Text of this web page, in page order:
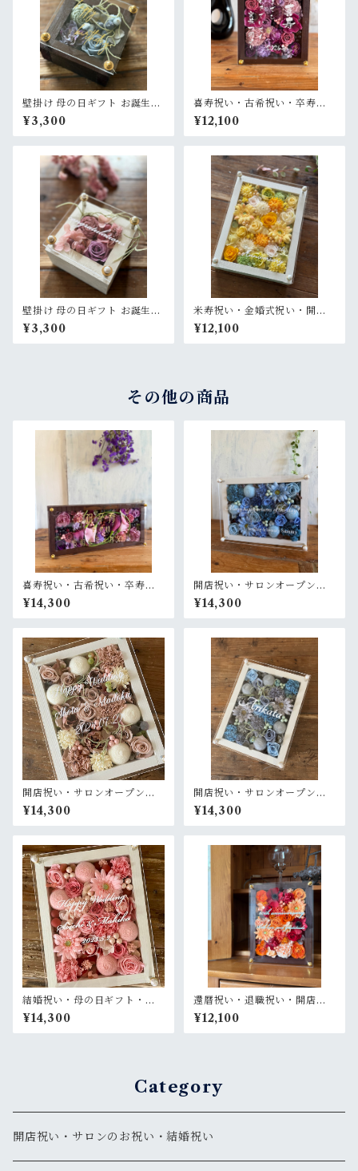
壁掛け 母の日ギフト お誕生日
ギフト 開店祝い 退職祝い【名
入れ】プリザーブドフラワー
アレンジ ウッドフレーム 茶木
¥3,300
喜寿祝い・古希祝い・卒寿祝
い・長寿祝い・結婚記念日祝
い【名入れ】プリザーブドフ
ラワーアレンジ ウッドフレー
¥12,100
壁掛け 母の日ギフト お誕生日
ギフト 開店祝い 退職祝い【名
入れ】プリザーブドフラワー
アレンジウッドフレーム 白木
¥3,300
米寿祝い・金婚式祝い・開店
祝い・サロンオープン祝い・
退職祝い【名入れ】プリザー
ブドフラワーアレンジ ウッド
¥12,100
その他の商品
喜寿祝い・古希祝い・卒寿祝
い【名入れ】プリザーブドフ
ラワーアレンジ ウッドフレー
ム ロング茶木枠 横置きタイプ
¥14,300
開店祝い・サロンオープン祝
い・周年祝い・両親贈呈品
【名入れ】プリザーブドフラ
ワーアレンジ ウッドフレーム
¥14,300
開店祝い・サロンオープン祝
い・結婚祝い【名入れ】プリ
ザーブドフラワーアレンジ ウ
ッドフレーム 木枠〈ヘーゼル
¥14,300
開店祝い・サロンオープン祝
い【名入れ】プリザーブドフ
ラワーアレンジ ウッドフレー
ム 木枠〈ブルーグレー〉プラ
¥14,300
結婚祝い・母の日ギフト・退
職祝い【名入れ】プリザーブ
ドフラワーアレンジ ウッドフ
レーム 木枠〈ピンク〉プライ
¥14,300
還暦祝い・退職祝い・開店祝
い・母の日ギフト【名入れ】
プリザーブドフラワーアレン
ジ ウッドフレーム 茶木枠〈赤
¥12,100
Category
開店祝い・サロンのお祝い・結婚祝い